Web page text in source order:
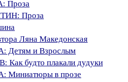
Проза
Проза
Ляна Македонская
и Взрослым
будто плакали дудуки
в прозе